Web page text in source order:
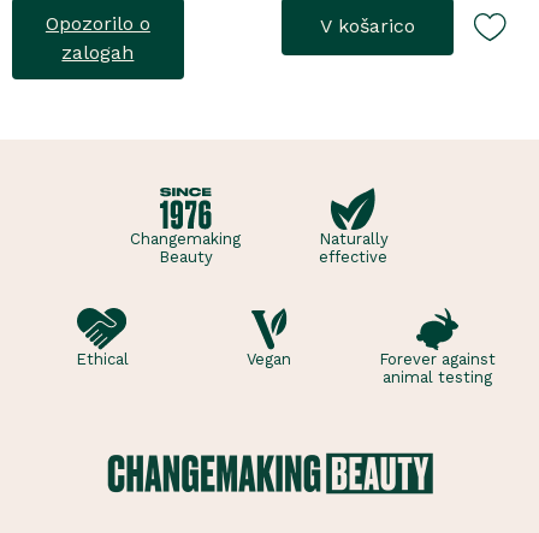
Duo, popolno harmonijo
nežne nege in razkošnega
vonja, ki poskrbi za dobro
počutje vsak dan. Ta
Opozorilo o
zalogah
V košarico
Changemaking
Beauty
Naturally
effective
Ethical Vegan
Forever against
animal testing